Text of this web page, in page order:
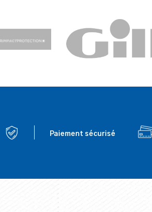
Paiement sécurisé